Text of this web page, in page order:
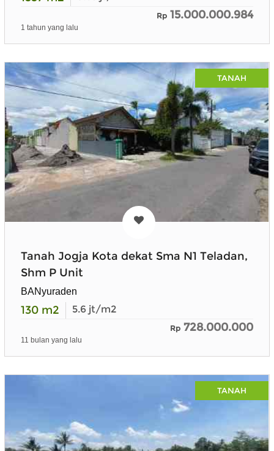
Rp 15.000.000.984
1 tahun yang lalu
TANAH
Tanah Jogja Kota dekat Sma N1 Teladan,
Shm P Unit
BANyuraden
130 m2 5.6 jt/m2
Rp 728.000.000
11 bulan yang lalu
TANAH